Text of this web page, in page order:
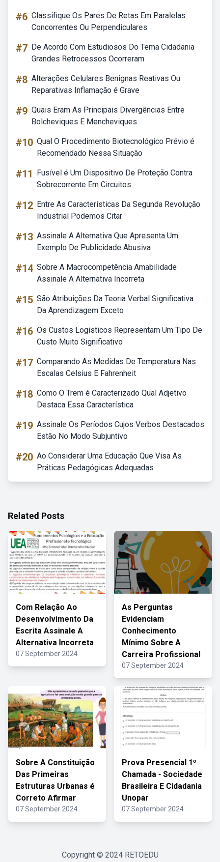
#6 Classifique Os Pares De Retas Em Paralelas
Concorrentes Ou Perpendiculares
#7 De Acordo Com Estudiosos Do Tema Cidadania
Grandes Retrocessos Ocorreram
#8 Alterações Celulares Benignas Reativas Ou
Reparativas Inflamação é Grave
#9 Quais Eram As Principais Divergências Entre
Bolcheviques E Mencheviques
#10 Qual O Procedimento Biotecnológico Prévio é
Recomendado Nessa Situação
#11
Fusível é Um Dispositivo De Proteção Contra
Sobrecorrente Em Circuitos
#12 Entre As Características Da Segunda Revolução
Industrial Podemos Citar
#13 Assinale A Alternativa Que Apresenta Um
Exemplo De Publicidade Abusiva
#14 Sobre A Macrocompetência Amabilidade
Assinale A Alternativa Incorreta
#15 São Atribuições Da Teoria Verbal Significativa
Da Aprendizagem Exceto
#16 Os Custos Logisticos Representam Um Tipo De
Custo Muito Significativo
#17 Comparando As Medidas De Temperatura Nas
Escalas Celsius E Fahrenheit
#18 Como O Trem é Caracterizado Qual Adjetivo
Destaca Essa Característica
#19 Assinale Os Períodos Cujos Verbos Destacados
Estão No Modo Subjuntivo
#20 Ao Considerar Uma Educação Que Visa As
Práticas Pedagógicas Adequadas
Related Posts
Com Relação Ao
Desenvolvimento Da
Escrita Assinale A
Alternativa Incorreta
07 September 2024
As Perguntas
Evidenciam
Conhecimento
Mínimo Sobre A
Carreira Profissional
07 September 2024
Sobre A Constituição
Das Primeiras
Estruturas Urbanas é
Correto Afirmar
07 September 2024
Prova Presencial 1º
Chamada - Sociedade
Brasileira E Cidadania
Unopar
07 September 2024
Copyright © 2024 RETOEDU